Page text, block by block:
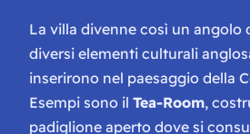
La villa divenne così un angolo
diversi elementi culturali
inserirono nel paesaggio della
Esempi sono il Tea-Room,
padiglione aperto dove si